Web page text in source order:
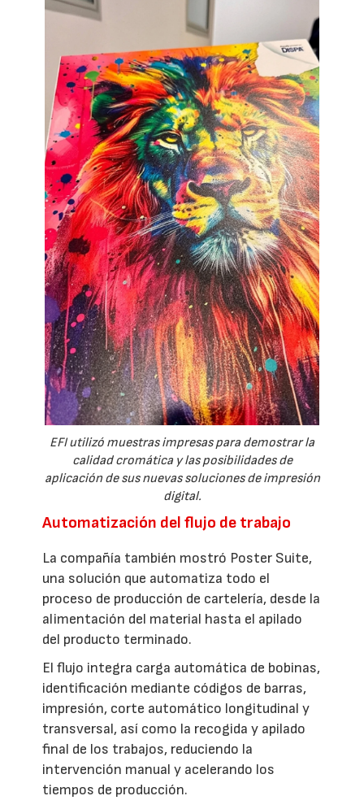
EFI utilizó muestras impresas para demostrar la
calidad cromática y las posibilidades de
aplicación de sus nuevas soluciones de impresión
digital.
Automatización del flujo de trabajo
La compañía también mostró Poster Suite,
una solución que automatiza todo el
proceso de producción de cartelería, desde la
alimentación del material hasta el apilado
del producto terminado.
El flujo integra carga automática de bobinas,
identificación mediante códigos de barras,
impresión, corte automático longitudinal y
transversal, así como la recogida y apilado
final de los trabajos, reduciendo la
intervención manual y acelerando los
tiempos de producción.